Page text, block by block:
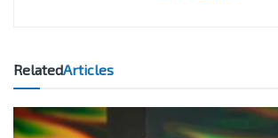
RelatedArticles